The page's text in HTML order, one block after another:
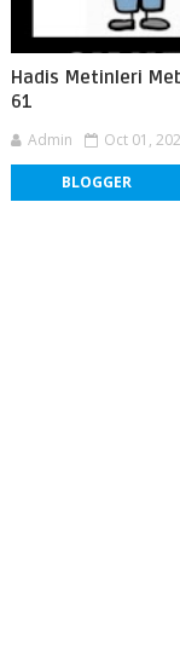
Hadis Metinleri
61
Admin Oct 01,
BLOGGER